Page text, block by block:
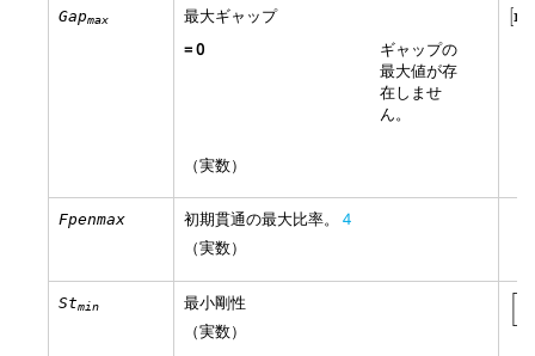
Gapmax
最大ギャップ
=0
ギャップの
最大値が存
在しませ
ん。
（実数）
[m
[m
Fpenmax 初期貫通の最大比率。 4
（実数）
Stmin
最小剛性
（実数）
[N